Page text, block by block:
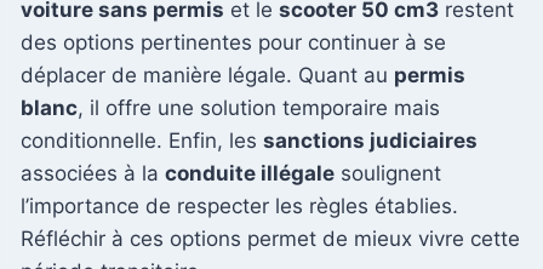
voiture sans permis et le scooter 50 cm3 restent
des options pertinentes pour continuer à se
déplacer de manière légale. Quant au permis
blanc, il offre une solution temporaire mais
conditionnelle. Enfin, les sanctions judiciaires
associées à la conduite illégale soulignent
l’importance de respecter les règles établies.
Réfléchir à ces options permet de mieux vivre cette